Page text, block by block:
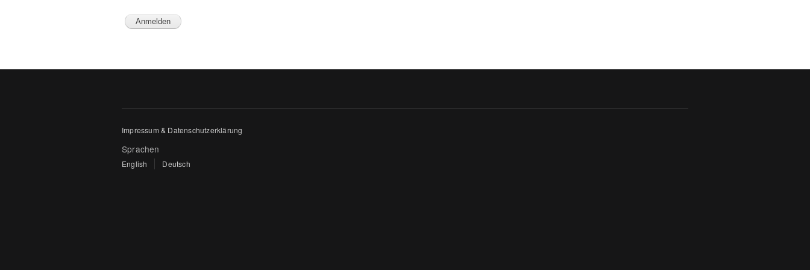
Impressum & Datenschutzerklärung
Sprachen
English Deutsch